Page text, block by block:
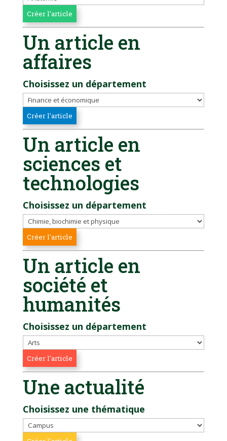
Un article en
affaires
Choisissez un département
Un article en
sciences et
technologies
Choisissez un département
Un article en
société et
humanités
Choisissez un département
Une actualité
Choisissez une thématique